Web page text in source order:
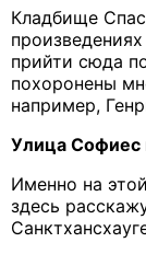
Кладбище
прийти сюда
похоронены
например,
Улица Софиес
Именно на
здесь